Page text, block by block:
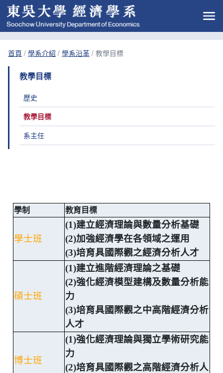
首頁 / 學系介紹 / 學系沿革 / 教學目標
教學目標
歷史
教學目標
系主任
學制 教育目標
學士班
(1)建立經濟理論與數量分析基礎
(2)加強經濟學在各領域之運用
(3)培育具國際觀之經濟分析人才
碩士班
(1)建立進階經濟理論之基礎
(2)強化經濟模型建構及數量分析能
力
(3)培育具國際觀之中高階經濟分析
人才
博士班
(1)強化經濟理論與獨立學術研究能
力
(2)培育具國際觀之高階經濟分析人